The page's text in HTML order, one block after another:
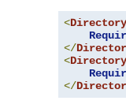
<Directory
</
<Directory
</